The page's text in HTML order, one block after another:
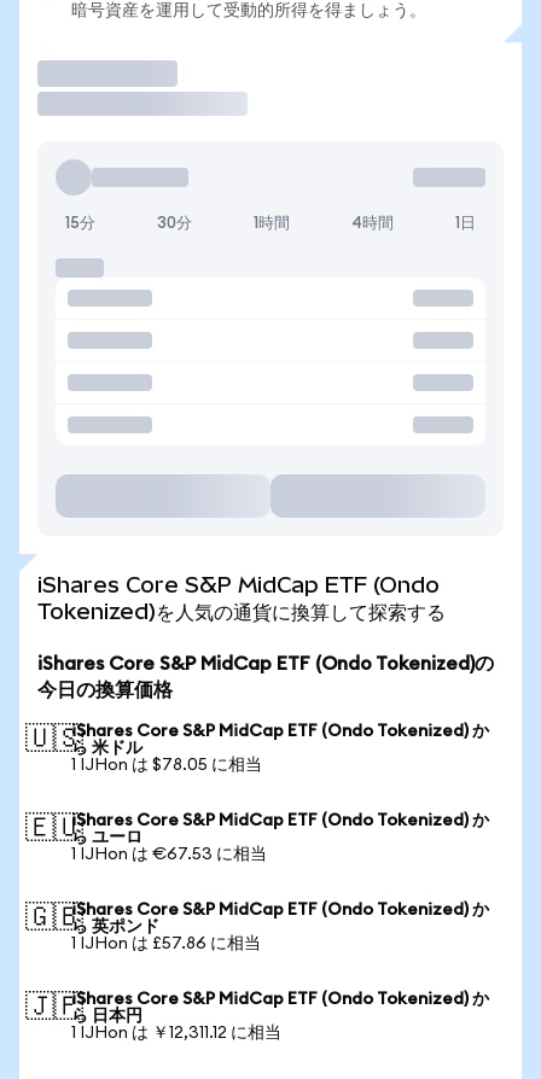
暗号資産を運用して受動的所得を得ましょう。
15分 30分 1時間 4時間 1日
iShares Core S&P MidCap ETF (Ondo
Tokenized)を人気の通貨に換算して探索する
iShares Core S&P MidCap ETF (Ondo Tokenized)の
今日の換算価格
🇺🇸iShares Core S&P MidCap ETF (Ondo Tokenized) か
ら 米ドル
1 IJHon は $78.05 に相当
🇪🇺iShares Core S&P MidCap ETF (Ondo Tokenized) か
ら ユーロ
1 IJHon は €67.53 に相当
🇬🇧iShares Core S&P MidCap ETF (Ondo Tokenized) か
ら 英ポンド
1 IJHon は £57.86 に相当
🇯🇵iShares Core S&P MidCap ETF (Ondo Tokenized) か
ら 日本円
1 IJHon は ￥12,311.12 に相当